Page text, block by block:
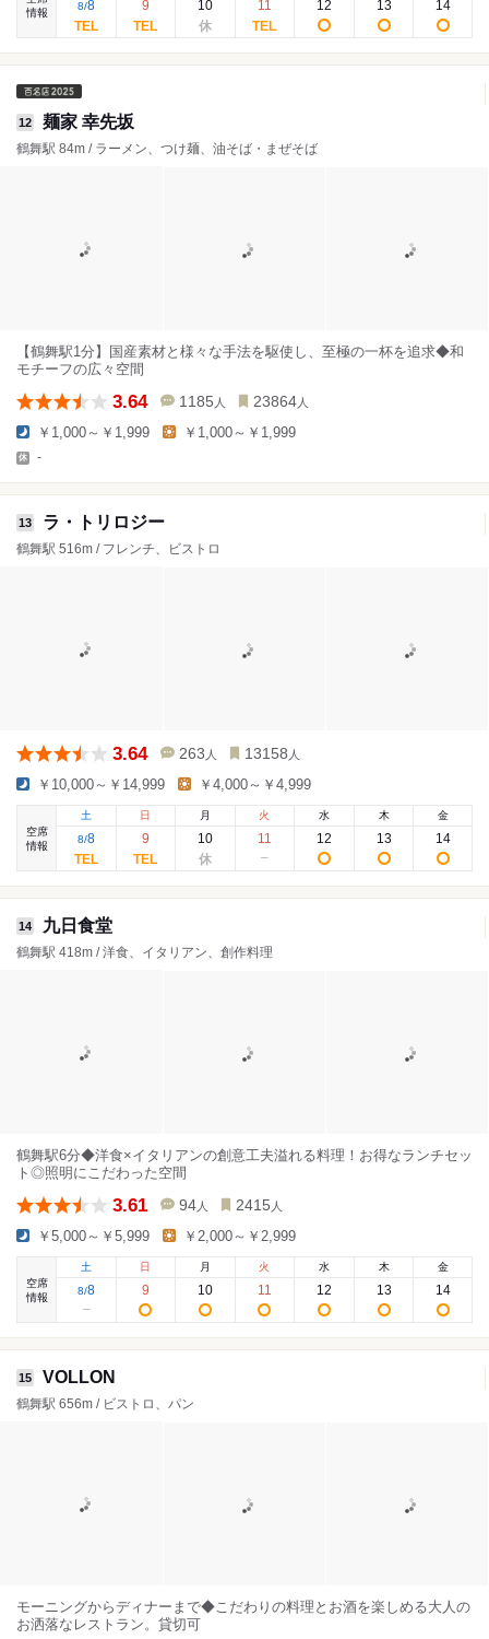
情報
8/8 9 10 11 12 13 14
12 麺家 幸先坂
鶴舞駅 84m / ラーメン、つけ麺、油そば・まぜそば
【鶴舞駅1分】国産素材と様々な手法を駆使し、至極の一杯を追求◆和
モチーフの広々空間
3.64 1185 人 23864 人
￥1,000～￥1,999 ￥1,000～￥1,999
-
13 ラ・トリロジー
鶴舞駅 516m / フレンチ、ビストロ
3.64 263 人 13158 人
￥10,000～￥14,999 ￥4,000～￥4,999
空席
情報
土
8/8
日
9
月
10
火
11
水
12
木
13
金
14
14 九日食堂
鶴舞駅 418m / 洋食、イタリアン、創作料理
鶴舞駅6分◆洋食×イタリアンの創意工夫溢れる料理！お得なランチセッ
ト◎照明にこだわった空間
3.61 94 人 2415 人
￥5,000～￥5,999 ￥2,000～￥2,999
空席
情報
土
8/8
日
9
月
10
火
11
水
12
木
13
金
14
15 VOLLON
鶴舞駅 656m / ビストロ、パン
モーニングからディナーまで◆こだわりの料理とお酒を楽しめる大人の
お洒落なレストラン。貸切可